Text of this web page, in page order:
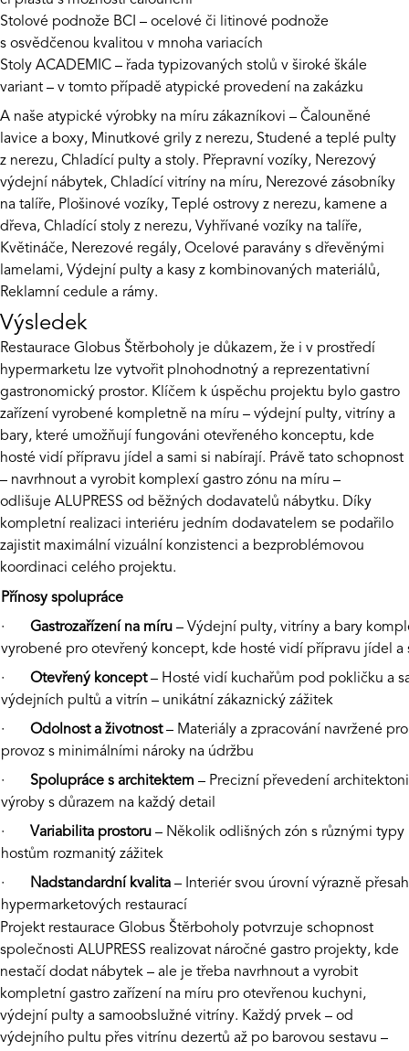
Stolové podnože BCI – ocelové či litinové podnože
s osvědčenou kvalitou v mnoha variacích
Stoly ACADEMIC – řada typizovaných stolů v široké škále
variant – v tomto případě atypické provedení na zakázku
A naše atypické výrobky na míru zákazníkovi – Čalouněné
lavice a boxy, Minutkové grily z nerezu, Studené a teplé pulty
z nerezu, Chladící pulty a stoly. Přepravní vozíky, Nerezový
výdejní nábytek, Chladící vitríny na míru, Nerezové zásobníky
na talíře, Plošinové vozíky, Teplé ostrovy z nerezu, kamene a
dřeva, Chladící stoly z nerezu, Vyhřívané vozíky na talíře,
Květináče, Nerezové regály, Ocelové paravány s dřevěnými
lamelami, Výdejní pulty a kasy z kombinovaných materiálů,
Reklamní cedule a rámy.
Výsledek
Restaurace Globus Štěrboholy je důkazem, že i v prostředí
hypermarketu lze vytvořit plnohodnotný a reprezentativní
gastronomický prostor. Klíčem k úspěchu projektu bylo gastro
zařízení vyrobené kompletně na míru – výdejní pulty, vitríny a
bary, které umožňují fungováni otevřeného konceptu, kde
hosté vidí přípravu jídel a sami si nabírají. Právě tato schopnost
– navrhnout a vyrobit komplexí gastro zónu na míru –
odlišuje ALUPRESS od běžných dodavatelů nábytku. Díky
kompletní realizaci interiéru jedním dodavatelem se podařilo
zajistit maximální vizuální konzistenci a bezproblémovou
koordinaci celého projektu.
Přínosy spolupráce
· Gastrozařízení na míru – Výdejní pulty, vitríny a bary
vyrobené pro otevřený koncept, kde hosté vidí přípravu jídel a
· Otevřený koncept– Hosté vidí kuchařům pod pokličku a
výdejních pultů a vitrín – unikátní zákaznický zážitek
· Odolnost a životnost– Materiály a zpracování navržené
provoz s minimálními nároky na údržbu
· Spolupráce s architektem – Precizní převedení
výroby s důrazem na každý detail
· Variabilita prostoru – Několik odlišných zón s různými
hostům rozmanitý zážitek
·
Nadstandardní kvalita – Interiér svou úrovní výrazně
hypermarketových restaurací
Projekt restaurace Globus Štěrboholy potvrzuje schopnost
společnosti ALUPRESS realizovat náročné gastro projekty, kde
nestačí dodat nábytek – ale je třeba navrhnout a vyrobit
kompletní gastro zařízení na míru pro otevřenou kuchyni,
výdejní pulty a samoobslužné vitríny. Každý prvek – od
výdejního pultu přes vitrínu dezertů až po barovou sestavu –